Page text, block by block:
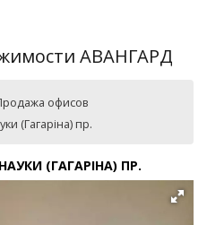
офисов
(Гагаріна) пр.
(ГАГАРІНА) ПР.